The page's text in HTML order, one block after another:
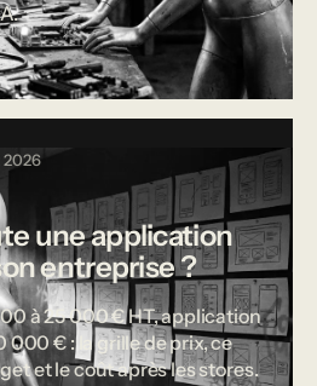
2026
une application
entreprise ?
à 25 000 € HT, application
000 € : la grille de prix, ce
et le coût après les stores.